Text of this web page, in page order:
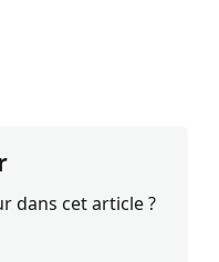
dans cet article ?